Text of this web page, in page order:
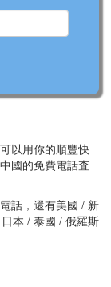
以用你的順豐快
國的免費電話査
話，還有美國 / 新
本 / 泰國 / 俄羅斯